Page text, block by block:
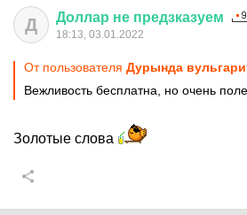
Д Доллар не предзказуем
18:13, 03.01.2022
От пользователя Дурында
Вежливость бесплатна, но очень
Золотые слова